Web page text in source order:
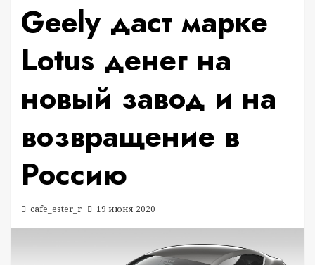
Geely даст марке
Lotus денег на
новый завод и на
возвращение в
Россию
cafe_ester_r 19 июня 2020